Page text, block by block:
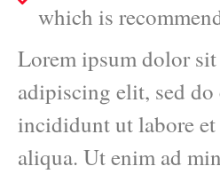
which is
Lorem ipsum dolor sit
adipiscing elit, sed
incididunt ut labore
aliqua. Ut enim ad